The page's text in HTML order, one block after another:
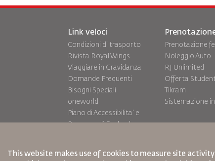
Link veloci
Condizioni di trasporto
Rivista Royal Wings
Viaggiare in Gravidanza
Domande Frequenti
Bisogni Speciali
oneworld
Piano di Accessibilita' e
Processo di Feeback
Prenotazione
Noleggio Auto
RJ Unlimited
Offerta
Tikram
Sistemazione
This website makes use of cookies to measure site